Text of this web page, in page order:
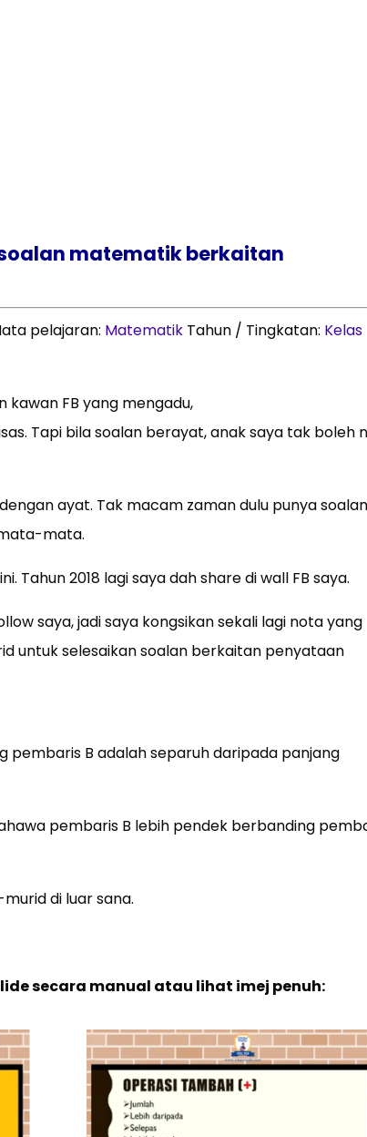
matematik berkaitan
pelajaran: Matematik Tahun / Tingkatan: Kelas
FB yang mengadu,
Tapi bila soalan berayat, anak saya tak boleh
ayat. Tak macam zaman dulu punya soalan
mata.
Tahun 2018 lagi saya dah share di wall FB saya.
saya, jadi saya kongsikan sekali lagi nota yang
untuk selesaikan soalan berkaitan penyataan
pembaris B adalah separuh daripada panjang
pembaris B lebih pendek berbanding
di luar sana.
secara manual atau lihat imej penuh: